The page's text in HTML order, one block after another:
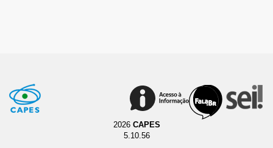
2026 CAPES
5.10.56